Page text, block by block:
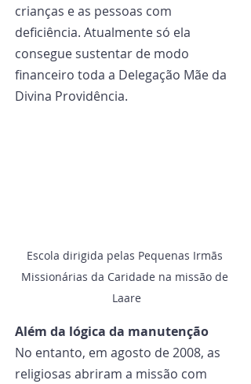
crianças e as pessoas com
deficiência. Atualmente só ela
consegue sustentar de modo
financeiro toda a Delegação Mãe da
Divina Providência.
Escola dirigida pelas Pequenas Irmãs
Missionárias da Caridade na missão de
Laare
Além da lógica da manutenção
No entanto, em agosto de 2008, as
religiosas abriram a missão com